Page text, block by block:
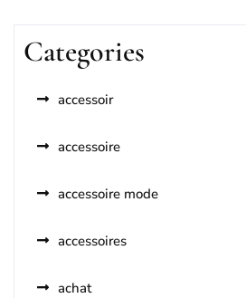
Categories
accessoir
accessoire
accessoire mode
accessoires
achat